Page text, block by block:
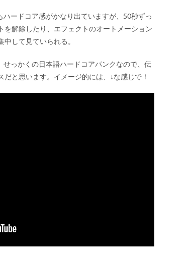
ードコア感がかなり出ていますが、50秒ずっ
を解除したり、エフェクトのオートメーション
して見ていられる。
っかくの日本語ハードコアパンクなので、伝
と思います。イメージ的には、↓な感じで！